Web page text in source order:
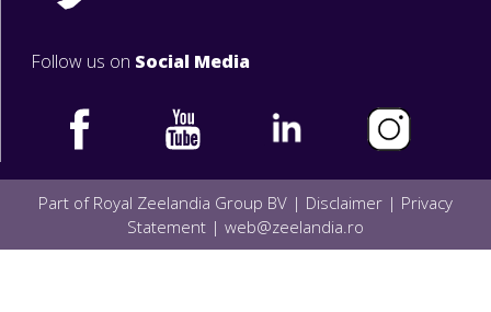
Follow us on Social Media
Part of Royal Zeelandia Group BV | Disclaimer | Privacy
Statement | web@zeelandia.ro